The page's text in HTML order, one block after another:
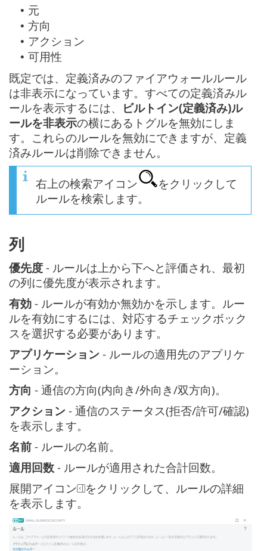
• 元
• 方向
• アクション
• 可用性
既定では、定義済みのファイアウォールルール
は非表示になっています。すべての定義済みル
ールを表示するには、
ビルトイン(定義済み)ル
ールを非表示の横にあるトグルを無効にしま
す。これらのルールを無効にできますが、定義
済みルールは削除できません。
右上の検索アイコン
をクリックして
ルールを検索します。
列
優先度 - ルールは上から下へと評価され、最初
の列に優先度が表示されます。
有効 - ルールが有効か無効かを示します。ルー
ルを有効にするには、対応するチェックボック
スを選択する必要があります。
アプリケーション - ルールの適用先のアプリケ
ーション。
方向 - 通信の方向(内向き/外向き/双方向)。
アクション - 通信のステータス(拒否/許可/確認)
を表示します。
名前 - ルールの名前。
適用回数 - ルールが適用された合計回数。
展開アイコン
をクリックして、ルールの詳細
を表示します。